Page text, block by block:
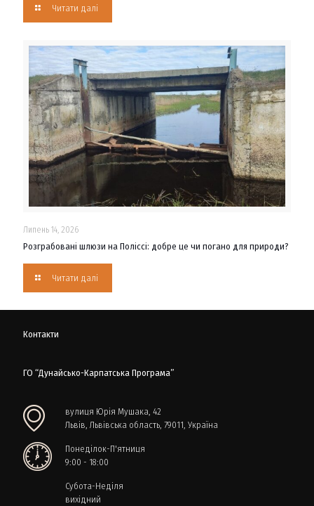
Читати далі
Липень 14, 2026
Розграбовані шлюзи на Поліссі: добре це чи погано для природи?
Читати далі
Контакти
ГО “Дунайсько-Карпатська Програма”
вулиця Юрія Мушака, 42
Львів, Львівська область, 79011, Україна
Понеділок-П'ятниця
9:00 - 18:00
Субота-Неділя
вихідний